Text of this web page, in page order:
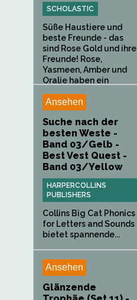
SCHOLASTIC
Süße Haustiere und
beste Freunde - das
sind Rose Gold und ihre
Freunde! Rose,
Yasmeen, Amber und
Oralie haben ein
Ansehen
Suche nach der
besten Weste -
Band 03/Gelb -
Best Vest Quest -
Band 03/Yellow
HARPERCOLLINS
PUBLISHERS
Collins Big Cat Phonics
for Letters and Sounds
bietet spannende...
Ansehen
Glänzende